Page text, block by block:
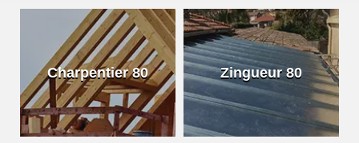
Charpentier 80 Zingueur 80